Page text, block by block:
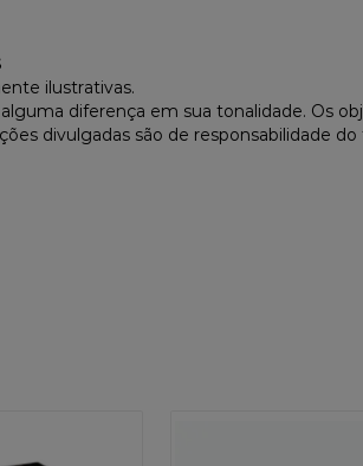
ilustrativas.
diferença em sua tonalidade. Os
divulgadas são de responsabilidade